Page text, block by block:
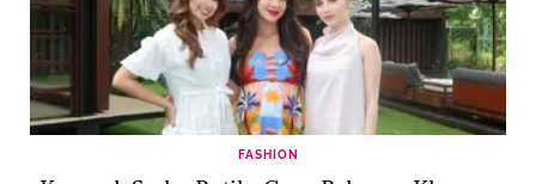
FASHION